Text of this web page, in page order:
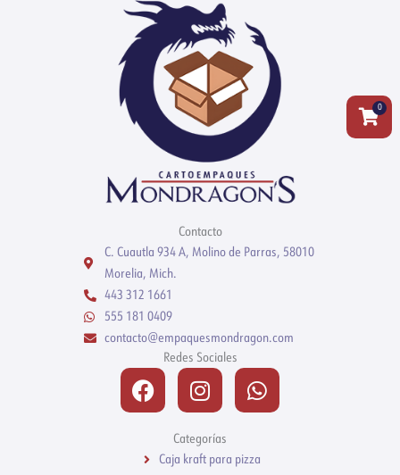
Contacto
C. Cuautla 934 A, Molino de Parras, 58010
Morelia, Mich.
443 312 1661
555 181 0409
contacto@empaquesmondragon.com
Redes Sociales
FacebookInstagramWhatsapp
Categorías
Caja kraft para pizza
0